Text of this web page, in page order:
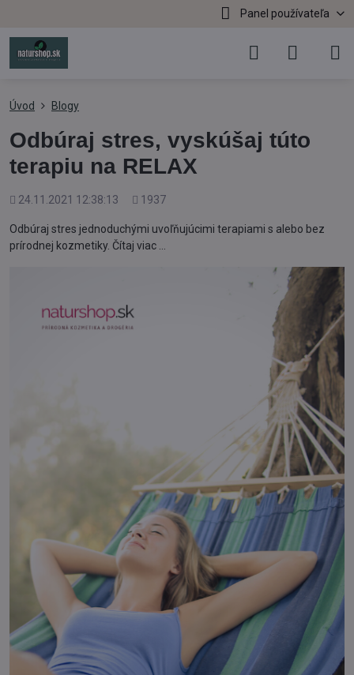
Panel používateľa
Úvod Blogy
Odbúraj stres, vyskúšaj túto
terapiu na RELAX
Pridané
24.11.2021 12:38:13
Počet
1937
Odbúraj stres jednoduchými uvoľňujúcimi terapiami s alebo bez
prírodnej kozmetiky. Čítaj viac ...